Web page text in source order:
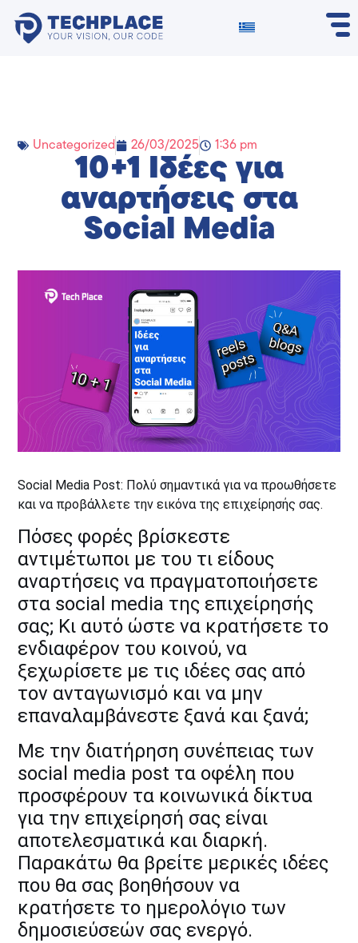
Uncategorized 26/03/2025 1:36 pm
10+1 Ιδέες για
αναρτήσεις στα
Social Media
Social Media Post: Πολύ σημαντικά για να προωθήσετε
και να προβάλλετε την εικόνα της επιχείρησής σας.
Πόσες φορές βρίσκεστε
αντιμέτωποι με του τι είδους
αναρτήσεις να πραγματοποιήσετε
στα social media της επιχείρησής
σας; Κι αυτό ώστε να κρατήσετε το
ενδιαφέρον του κοινού, να
ξεχωρίσετε με τις ιδέες σας από
τον ανταγωνισμό και να μην
επαναλαμβάνεστε ξανά και ξανά;
Με την διατήρηση συνέπειας των
social media post τα οφέλη που
προσφέρουν τα κοινωνικά δίκτυα
για την επιχείρησή σας είναι
αποτελεσματικά και διαρκή.
Παρακάτω θα βρείτε μερικές ιδέες
που θα σας βοηθήσουν να
κρατήσετε το ημερολόγιο των
δημοσιεύσεών σας ενεργό.